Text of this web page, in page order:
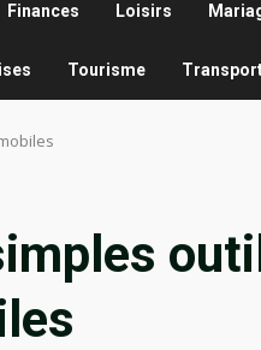
Finances Loisirs
Tourisme